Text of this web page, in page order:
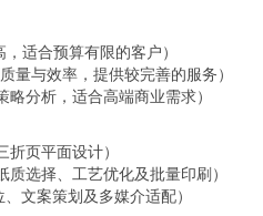
适合预算有限的客户）
量与效率，提供较完善的服务）
分析，适合高端商业需求）
页平面设计）
选择、工艺优化及批量印刷）
文案策划及多媒介适配）